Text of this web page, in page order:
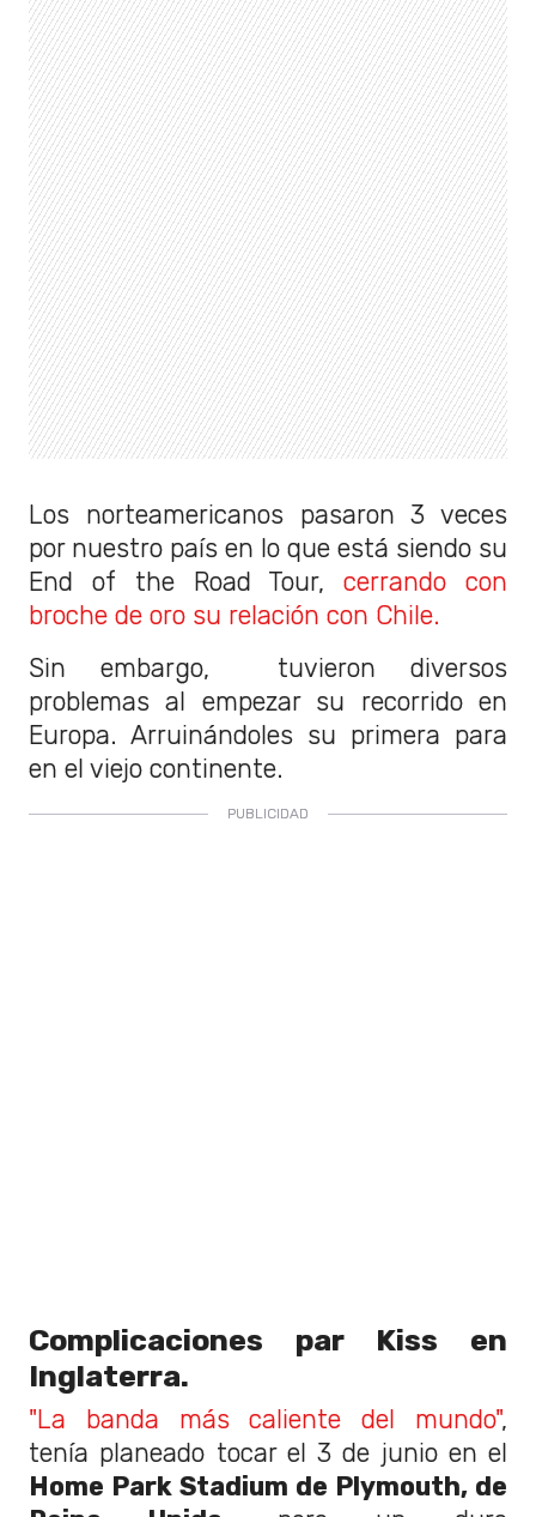
Los norteamericanos pasaron 3 veces
por nuestro país en lo que está siendo su
End of the Road Tour,cerrando con
broche de oro su relación con Chile.
Sin embargo, tuvieron diversos
problemas al empezar su recorrido en
Europa. Arruinándoles su primera para
en el viejo continente.
Complicaciones par Kiss en
Inglaterra.
"La banda más caliente del mundo",
tenía planeado tocar el 3 de junio en el
Home Park Stadium de Plymouth, de